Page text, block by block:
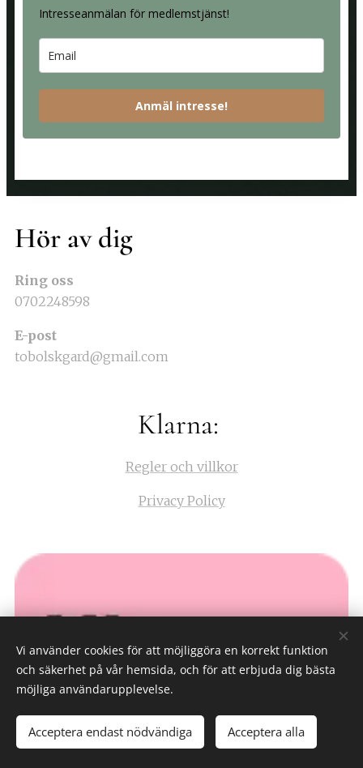
Intresseanmälan för medlemstjänst!
Anmäl intresse!
Hör av dig
Ring oss
0702248598
E-post
tobolskgard@gmail.com
Klarna:
Regler och villkor
Privacy Policy
Vi använder cookies för att möjliggöra en korrekt funktion
och säkerhet på vår hemsida, och för att erbjuda dig bästa
möjliga användarupplevelse.
Acceptera endast nödvändiga Acceptera alla